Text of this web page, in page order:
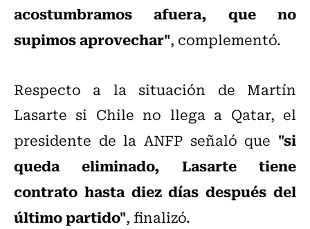
acostumbramos afuera, que no
supimos aprovechar", complementó.
Respecto a la situación de Martín
Lasarte si Chile no llega a Qatar, el
presidente de la ANFP señaló que "si
queda eliminado, Lasarte tiene
contrato hasta diez días después del
último partido", finalizó.